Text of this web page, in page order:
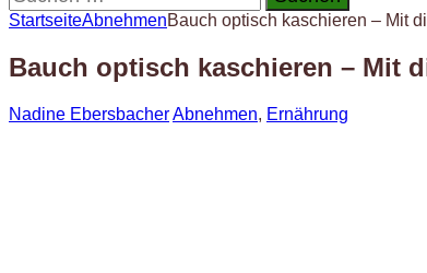
nach:
StartseiteAbnehmenBauch optisch kaschieren – Mit
Bauch optisch kaschieren – Mit
Nadine EbersbacherAbnehmen, Ernährung